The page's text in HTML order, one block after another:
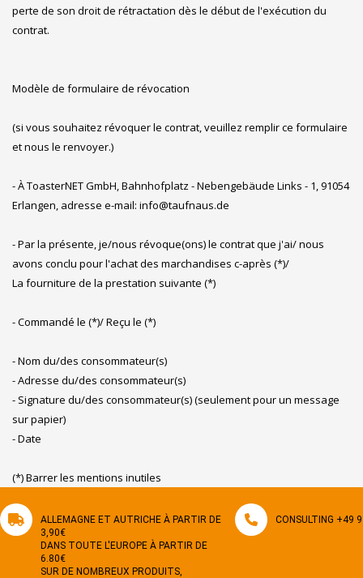
perte de son droit de rétractation dès le début de l'exécution du
contrat.
Modèle de formulaire de révocation
(si vous souhaitez révoquer le contrat, veuillez remplir ce formulaire
et nous le renvoyer.)
- À ToasterNET GmbH, Bahnhofplatz - Nebengebäude Links - 1, 91054
Erlangen, adresse e-mail: info@taufnaus.de
- Par la présente, je/nous révoque(ons) le contrat que j'ai/ nous
avons conclu pour l'achat des marchandises c-après (*)/
La fourniture de la prestation suivante (*)
- Commandé le (*)/ Reçu le (*)
- Nom du/des consommateur(s)
- Adresse du/des consommateur(s)
- Signature du/des consommateur(s) (seulement pour un message
sur papier)
- Date
(*) Barrer les mentions inutiles
ALLEMAGNE ET AUTRICHE À PARTIR DE
3,90€
DANS TOUTE L'EUROPE À PARTIR DE
6.80€
SUR DE NOMBREUX PRODUITS,
CONSULTING +49